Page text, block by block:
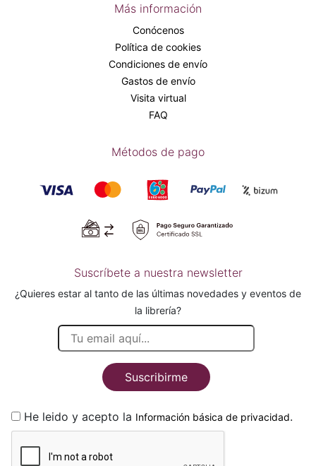
Más información
Conócenos
Política de cookies
Condiciones de envío
Gastos de envío
Visita virtual
FAQ
Métodos de pago
Suscríbete a nuestra newsletter
¿Quieres estar al tanto de las últimas novedades y eventos de
la librería?
Suscribirme
He leido y acepto la Información básica de privacidad.